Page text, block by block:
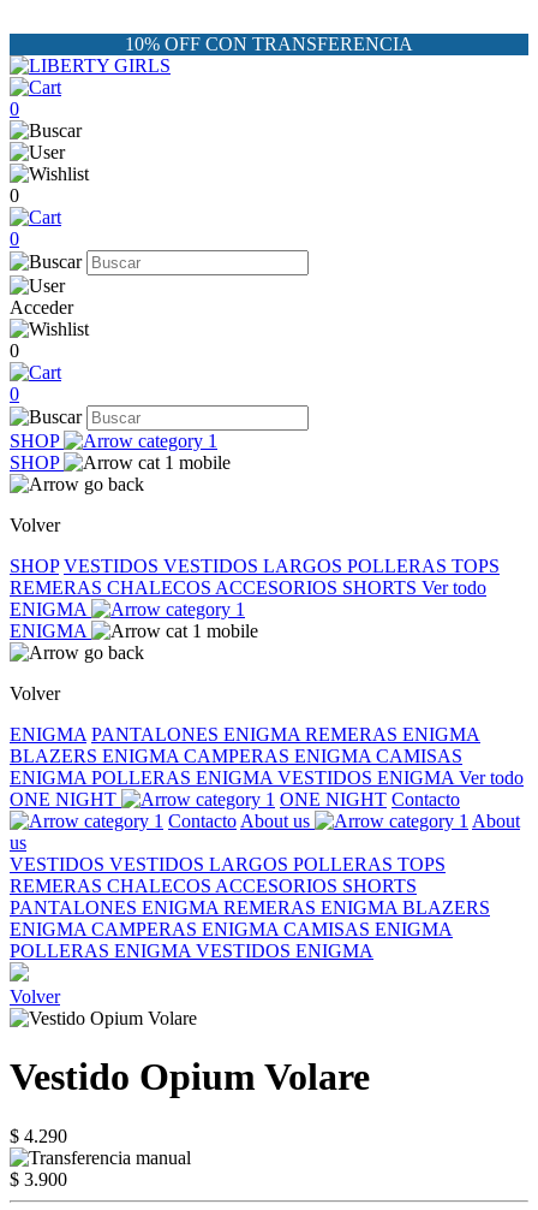
10% OFF CON TRANSFERENCIA
0
0
0
Acceder
0
0
SHOP
SHOP
Volver
SHOP VESTIDOS VESTIDOS LARGOS POLLERAS TOPS
REMERAS CHALECOS ACCESORIOS SHORTS Ver todo
ENIGMA
ENIGMA
Volver
ENIGMA PANTALONES ENIGMA REMERAS ENIGMA
BLAZERS ENIGMA CAMPERAS ENIGMA CAMISAS
ENIGMA POLLERAS ENIGMA VESTIDOS ENIGMA Ver todo
ONE NIGHT
ONE NIGHT Contacto
Contacto About us
About
us
VESTIDOS VESTIDOS LARGOS POLLERAS TOPS
REMERAS CHALECOS ACCESORIOS SHORTS
PANTALONES ENIGMA REMERAS ENIGMA BLAZERS
ENIGMA CAMPERAS ENIGMA CAMISAS ENIGMA
POLLERAS ENIGMA VESTIDOS ENIGMA
Volver
Vestido Opium Volare
$ 4.290
$ 3.900